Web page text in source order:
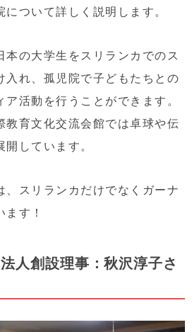
ついて詳しく説明します。
本の大学生をスリランカでのス
入れ、孤児院で子どもたちとの
活動を行うことができます。
教育文化交流会館では卓球や伝
しています。
、スリランカだけでなくガーナ
す！
人創設理事：秋沢淳子さ